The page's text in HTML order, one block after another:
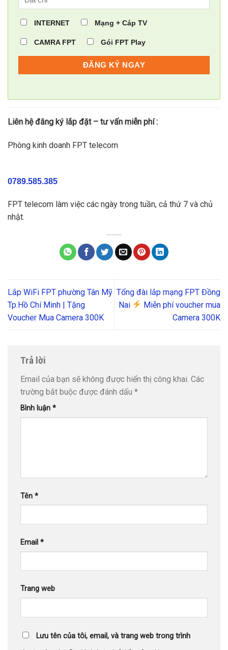
INTERNET Mạng + Cáp TV
CAMRA FPT Gói FPT Play
Liên hệ đăng ký lắp đặt – tư vấn miễn phí :
Phòng kinh doanh FPT telecom
0789.585.385
FPT telecom làm việc các ngày trong tuần, cả thứ 7 và chủ
nhật.
Lắp WiFi FPT phường Tân Mỹ
Tp.Hồ Chí Minh | Tặng
Voucher Mua Camera 300K
Tổng đài lắp mạng FPT Đồng
Nai
Miễn phí voucher mua
Camera 300K
Trả lời
Email của bạn sẽ không được hiển thị công khai. Các
trường bắt buộc được đánh dấu *
Bình luận *
Tên *
Email *
Trang web
Lưu tên của tôi, email, và trang web trong trình